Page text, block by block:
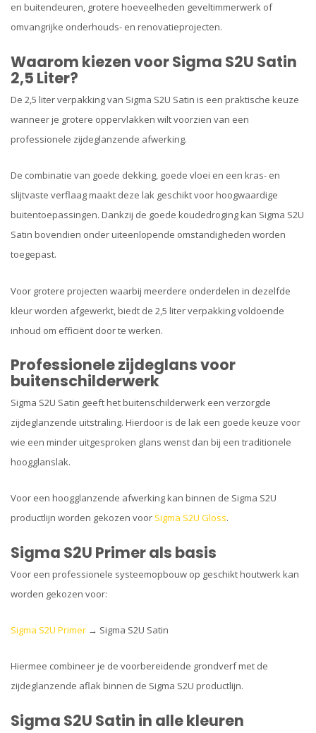
en buitendeuren, grotere hoeveelheden geveltimmerwerk of
omvangrijke onderhouds- en renovatieprojecten.
Waarom kiezen voor Sigma S2U Satin
2,5 Liter?
De 2,5 liter verpakking van Sigma S2U Satin is een praktische keuze
wanneer je grotere oppervlakken wilt voorzien van een
professionele zijdeglanzende afwerking.
De combinatie van goede dekking, goede vloei en een kras- en
slijtvaste verflaag maakt deze lak geschikt voor hoogwaardige
buitentoepassingen. Dankzij de goede koudedroging kan Sigma S2U
Satin bovendien onder uiteenlopende omstandigheden worden
toegepast.
Voor grotere projecten waarbij meerdere onderdelen in dezelfde
kleur worden afgewerkt, biedt de 2,5 liter verpakking voldoende
inhoud om efficiënt door te werken.
Professionele zijdeglans voor
buitenschilderwerk
Sigma S2U Satin geeft het buitenschilderwerk een verzorgde
zijdeglanzende uitstraling. Hierdoor is de lak een goede keuze voor
wie een minder uitgesproken glans wenst dan bij een traditionele
hoogglanslak.
Voor een hoogglanzende afwerking kan binnen de Sigma S2U
productlijn worden gekozen voor Sigma S2U Gloss.
Sigma S2U Primer als basis
Voor een professionele systeemopbouw op geschikt houtwerk kan
worden gekozen voor:
Sigma S2U Primer → Sigma S2U Satin
Hiermee combineer je de voorbereidende grondverf met de
zijdeglanzende aflak binnen de Sigma S2U productlijn.
Sigma S2U Satin in alle kleuren